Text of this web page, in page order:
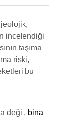
jeolojik,
incelendiği
taşıma
riski,
bu
değil, bina